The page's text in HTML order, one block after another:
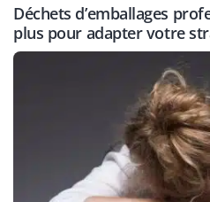
Déchets d’emballages
plus pour adapter votre